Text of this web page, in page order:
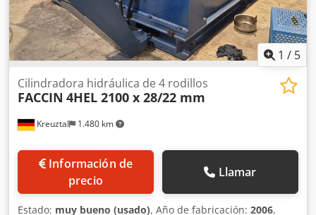
1 / 5
Kreuztal 1.480 km
Cilindradora hidráulica de 4 rodillos
FACCIN 4HEL 2100 x 28/22 mm
Información de
precio
Llamar
Estado: muy bueno (usado), Año de fabricación: 2006,